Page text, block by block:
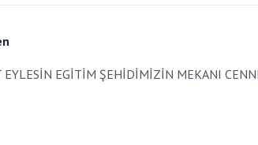
EYLESİN EGİTİM ŞEHİDİMİZİN MEKANI